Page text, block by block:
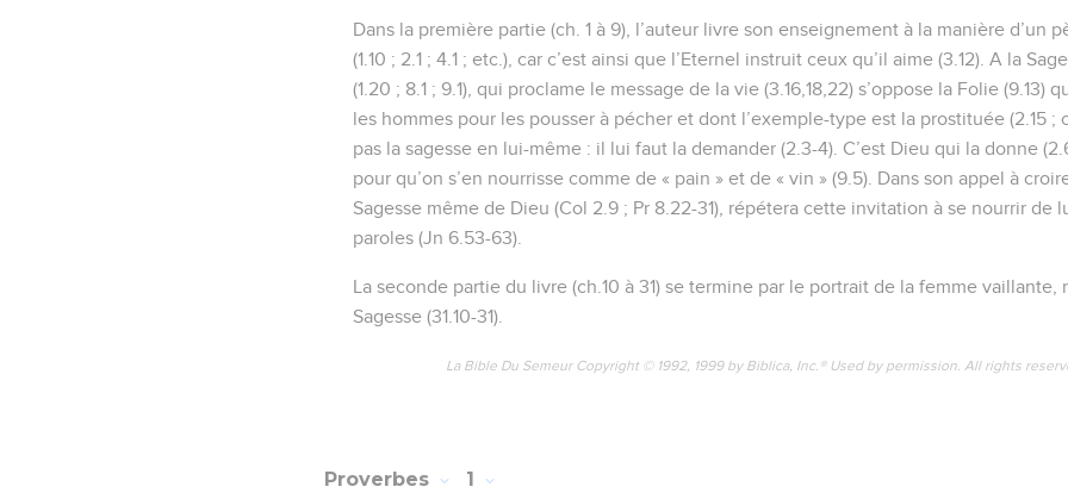
Dans la première partie (ch. 1 à 9), l’auteur livre son enseignement à la manière d’un
(1.10 ; 2.1 ; 4.1 ; etc.), car c’est ainsi que l’Eternel instruit ceux qu’il aime (3.12). A la
(1.20 ; 8.1 ; 9.1), qui proclame le message de la vie (3.16,18,22) s’oppose la Folie (9.13)
les hommes pour les pousser à pécher et dont l’exemple-type est la prostituée (2.15 ;
pas la sagesse en lui-même : il lui faut la demander (2.3-4). C’est Dieu qui la donne
pour qu’on s’en nourrisse comme de « pain » et de « vin » (9.5). Dans son appel à
Sagesse même de Dieu (Col 2.9 ; Pr 8.22-31), répétera cette invitation à se nourrir de
paroles (Jn 6.53-63).
La seconde partie du livre (ch.10 à 31) se termine par le portrait de la femme
Sagesse (31.10-31).
La Bible Du Semeur Copyright © 1992, 1999 by Biblica, Inc.® Used by permission. All rights
Proverbes 1